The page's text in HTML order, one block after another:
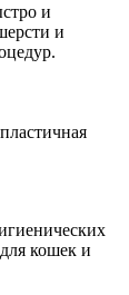
и
и
кошек и